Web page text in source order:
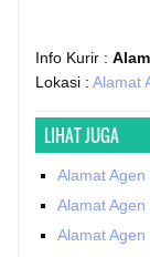
Info Kurir :
Lokasi : Alamat
LIHAT JUGA
Alamat
Alamat
Alamat